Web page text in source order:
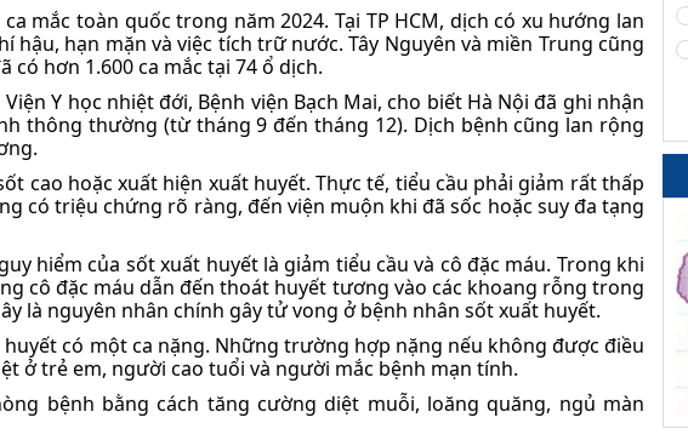
mắc toàn quốc trong năm 2024. Tại TP HCM, dịch có xu hướng lan
hạn mặn và việc tích trữ nước. Tây Nguyên và miền Trung cũng
có hơn 1.600 ca mắc tại 74 ổ dịch.
Y học nhiệt đới, Bệnh viện Bạch Mai, cho biết Hà Nội đã ghi nhận
thông thường (từ tháng 9 đến tháng 12). Dịch bệnh cũng lan rộng
cao hoặc xuất hiện xuất huyết. Thực tế, tiểu cầu phải giảm rất thấp
có triệu chứng rõ ràng, đến viện muộn khi đã sốc hoặc suy đa tạng
hiểm của sốt xuất huyết là giảm tiểu cầu và cô đặc máu. Trong khi
cô đặc máu dẫn đến thoát huyết tương vào các khoang rỗng trong
là nguyên nhân chính gây tử vong ở bệnh nhân sốt xuất huyết.
huyết có một ca nặng. Những trường hợp nặng nếu không được điều
ở trẻ em, người cao tuổi và người mắc bệnh mạn tính.
bệnh bằng cách tăng cường diệt muỗi, loăng quăng, ngủ màn